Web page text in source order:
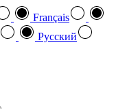
Français
Pусский